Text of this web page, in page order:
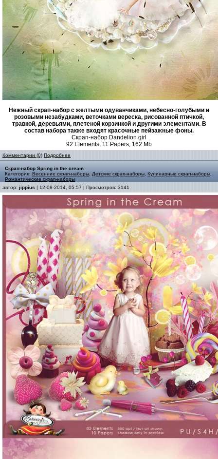
Нежный скрап-набор с желтыми одуванчиками, небесно-голубыми и
розовыми незабудками, веточками вереска, рисованной птичкой,
травкой, деревьями, плетеной корзинкой и другими элементами. В
состав набора также входят красочные пейзажные фоны.
Скрап-набор Dandelion girl
92 Elements, 11 Papers, 162 Mb
Комментарии (0) Подробнее
Скрап-набор Spring in the cream
Категория: Весенние скрап-наборы Детские скрап-наборы Кулинарные скрап-наборы
Романтические скрап-наборы
автор: jippius | 12-08-2014, 05:57 | Просмотров: 3141